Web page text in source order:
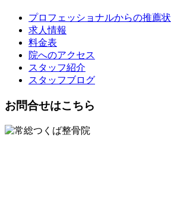
プロフェッショナルからの推薦状
求人情報
料金表
院へのアクセス
スタッフ紹介
スタッフブログ
お問合せはこちら